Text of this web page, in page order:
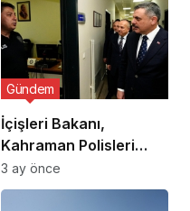
İçişleri Bakanı,
Kahraman Polisleri
Ziyaret Etti
Gündem
3 ay önce